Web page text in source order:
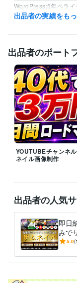
WordPress:5年ペラ
Google スプレッドシ
PowerPoint:10年
Yahoo!タグマネージ
Adobe Photoshop:16
得意分野
Web制作・HP作成・
Webデザイン
出品者の実績をも
出品者のポート
YOUTUBEチャンネ
ネイル画像制作
出品者の人気
即日
みで
rain
作
5.0